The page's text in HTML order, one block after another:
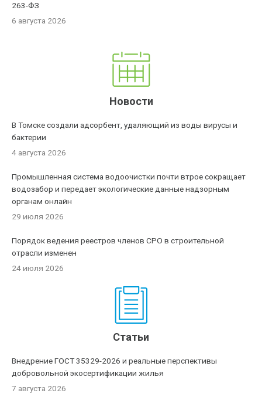
263-ФЗ
6 августа 2026
Новости
В Томске создали адсорбент, удаляющий из воды вирусы и
бактерии
4 августа 2026
Промышленная система водоочистки почти втрое сокращает
водозабор и передает экологические данные надзорным
органам онлайн
29 июля 2026
Порядок ведения реестров членов СРО в строительной
отрасли изменен
24 июля 2026
Статьи
Внедрение ГОСТ 35329-2026 и реальные перспективы
добровольной экосертификации жилья
7 августа 2026